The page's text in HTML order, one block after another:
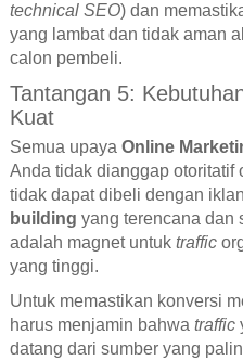
technical SEO) dan
yang lambat dan tidak aman
calon pembeli.
Tantangan 5:
Kuat
Semua upaya Online
Anda tidak dianggap otoritatif
tidak dapat dibeli dengan
building yang terencana dan
adalah magnet untuk traffic
yang tinggi.
Untuk memastikan konversi
harus menjamin bahwa traffic
datang dari sumber yang